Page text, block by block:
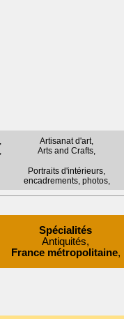
Artisanat d'art,
Arts and Crafts,
Portraits d'intérieurs,
encadrements, photos,
Spécialités
Antiquités,
France métropolitaine,